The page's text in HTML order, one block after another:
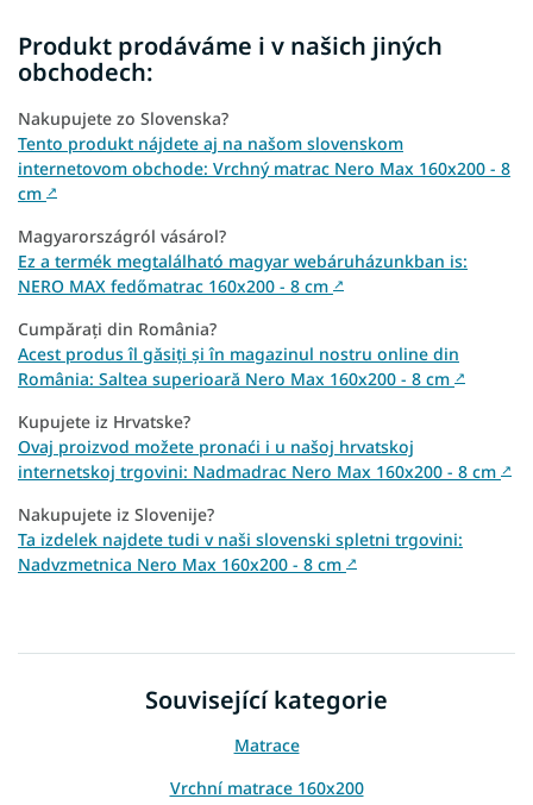
Produkt prodáváme i v našich jiných
obchodech:
Nakupujete zo Slovenska?
Tento produkt nájdete aj na našom slovenskom
internetovom obchode: Vrchný matrac Nero Max 160x200 - 8
cm ↗
Magyarországról vásárol?
Ez a termék megtalálható magyar webáruházunkban is:
NERO MAX fedőmatrac 160x200 - 8 cm ↗
Cumpărați din România?
Acest produs îl găsiți și în magazinul nostru online din
România: Saltea superioară Nero Max 160x200 - 8 cm ↗
Kupujete iz Hrvatske?
Ovaj proizvod možete pronaći i u našoj hrvatskoj
internetskoj trgovini: Nadmadrac Nero Max 160x200 - 8 cm ↗
Nakupujete iz Slovenije?
Ta izdelek najdete tudi v naši slovenski spletni trgovini:
Nadvzmetnica Nero Max 160x200 - 8 cm ↗
Související kategorie
Matrace
Vrchní matrace 160x200